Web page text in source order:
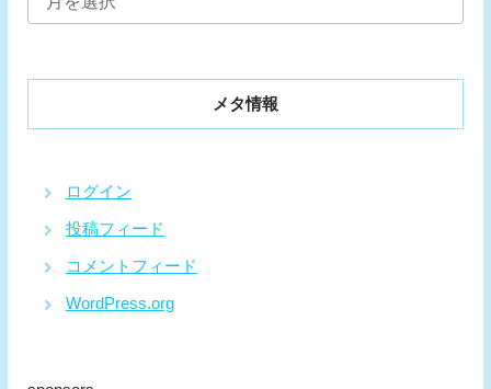
ー
メタ情報
ログイン
投稿フィード
コメントフィード
WordPress.org